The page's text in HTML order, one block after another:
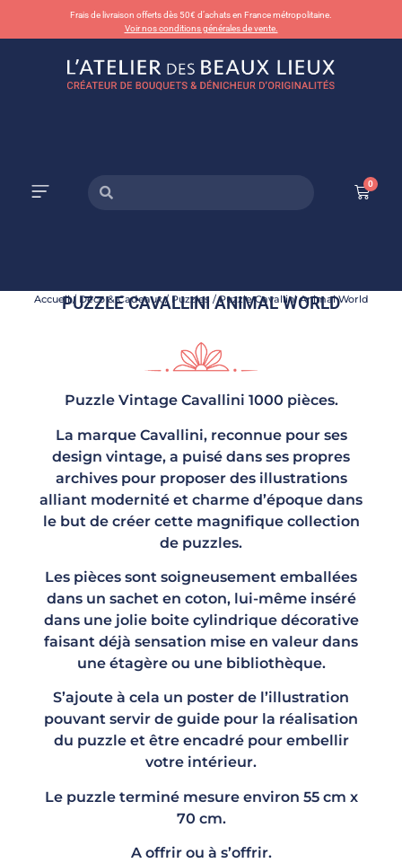
Frais de livraison offerts dès 50€ d’achats en France métropolitaine.
Voir nos conditions générales de vente.
0
Accueil/ Déco & Cadeaux/ Puzzles/ Puzzle Cavallini Animal World
PUZZLE CAVALLINI ANIMAL WORLD
Puzzle Vintage Cavallini 1000 pièces.
La marque Cavallini, reconnue pour ses
design vintage, a puisé dans ses propres
archives pour proposer des illustrations
alliant modernité et charme d’époque dans
le but de créer cette magnifique collection
de puzzles.
Les pièces sont soigneusement emballées
dans un sachet en coton, lui-même inséré
dans une jolie boite cylindrique décorative
faisant déjà sensation mise en valeur dans
une étagère ou une bibliothèque.
S’ajoute à cela un poster de l’illustration
pouvant servir de guide pour la réalisation
du puzzle et être encadré pour embellir
votre intérieur.
Le puzzle terminé mesure environ 55 cm x
70 cm.
A offrir ou à s’offrir.